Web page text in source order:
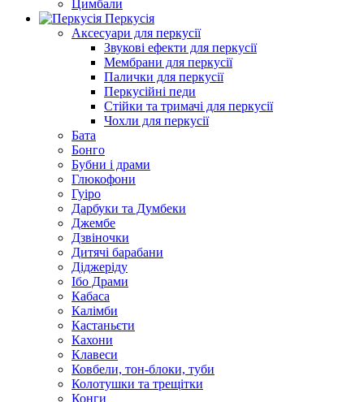
Цимбали
Перкусія
Аксесуари для перкусії
Звукові ефекти для перкусії
Мембрани для перкусії
Палички для перкусії
Перкусійні педи
Стійки та тримачі для перкусії
Чохли для перкусії
Бата
Бонго
Бубни і драми
Глюкофони
Гуіро
Дарбуки та Думбеки
Джембе
Дзвіночки
Дитячі барабани
Діджеріду
Ібо Драми
Кабаса
Калімби
Кастаньєти
Кахони
Клавеси
Ковбели, тон-блоки, туби
Колотушки та трещітки
Конги